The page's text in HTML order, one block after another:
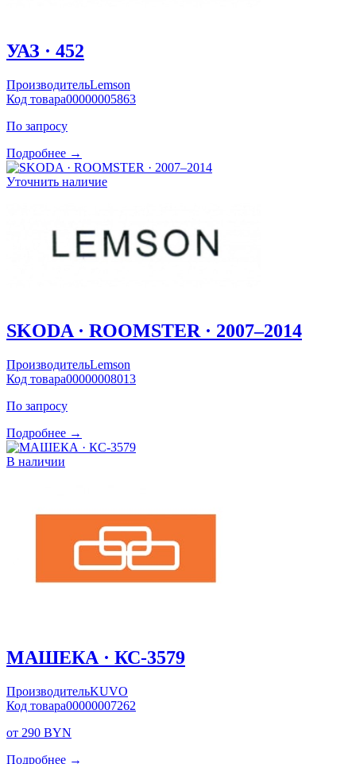
УАЗ · 452
ПроизводительLemson
Код товара00000005863
По запросу
Подробнее →
Уточнить наличие
SKODA · ROOMSTER · 2007–2014
ПроизводительLemson
Код товара00000008013
По запросу
Подробнее →
В наличии
МАШЕКА · КС-3579
ПроизводительKUVO
Код товара00000007262
от 290 BYN
Подробнее →